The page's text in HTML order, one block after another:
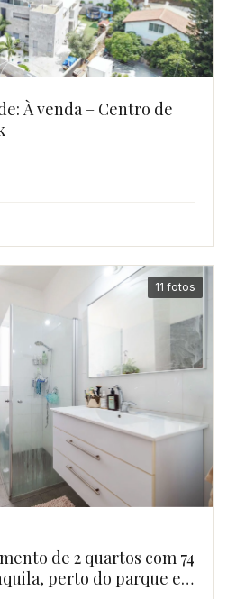
À venda – Centro de
11 fotos
de 2 quartos com 74
perto do parque e